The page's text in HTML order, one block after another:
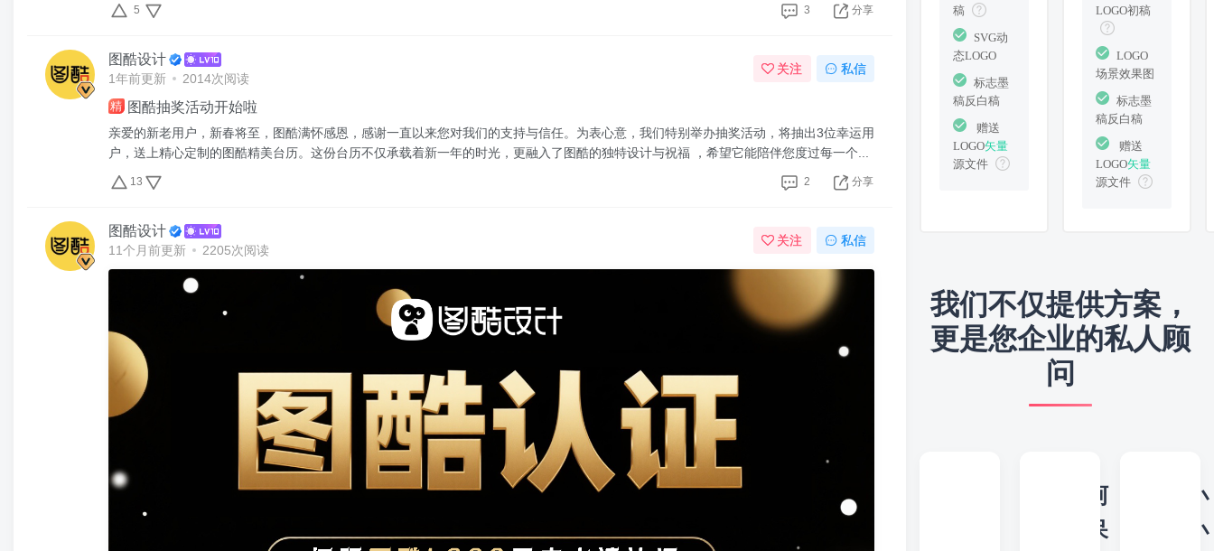
5 3 分享
图酷设计
1年前更新 2014次阅读
关注 私信
精 图酷抽奖活动开始啦
亲爱的新老用户，新春将至，图酷满怀感恩，感谢一直以来您对我们的支持与信任。为表心意，我们特别举办抽奖活动，将抽出3位幸运用
户，送上精心定制的图酷精美台历。这份台历不仅承载着新一年的时光，更融入了图酷的独特设计与祝福 ，希望它能陪伴您度过每一个...
13 2 分享
图酷设计
11个月前更新 2205次阅读
关注 私信
稿
SVG动
态LOGO
标志墨
稿反白稿
赠送
LOGO矢量
源文件
LOGO初稿
LOGO
场景效果图
标志墨
稿反白稿
赠送
LOGO矢量
源文件
我们不仅提供方案，
更是您企业的私人顾
问
阿
呆
小
小